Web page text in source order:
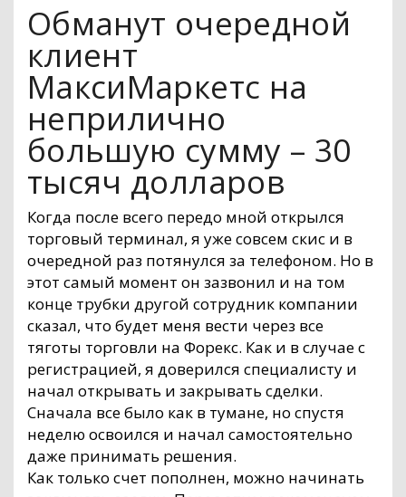
Обманут очередной
клиент
МаксиМаркетс на
неприлично
большую сумму – 30
тысяч долларов
Когда после всего передо мной открылся
торговый терминал, я уже совсем скис и в
очередной раз потянулся за телефоном. Но в
этот самый момент он зазвонил и на том
конце трубки другой сотрудник компании
сказал, что будет меня вести через все
тяготы торговли на Форекс. Как и в случае с
регистрацией, я доверился специалисту и
начал открывать и закрывать сделки.
Сначала все было как в тумане, но спустя
неделю освоился и начал самостоятельно
даже принимать решения.
Как только счет пополнен, можно начинать